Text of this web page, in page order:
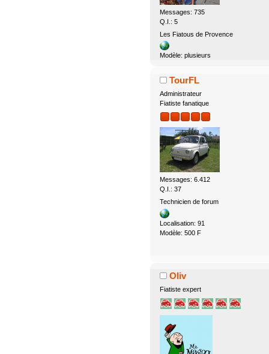
Messages: 735
Q.I.: 5
Les Fiatous de Provence
Modèle: plusieurs
TourFL
Administrateur
Fiatiste fanatique
Messages: 6.412
Q.I.: 37
Technicien de forum
Localisation: 91
Modèle: 500 F
Oliv
Fiatiste expert